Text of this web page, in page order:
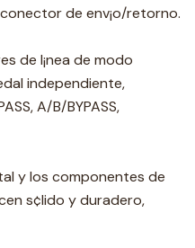
de env¡o/retorno.
de l¡nea de modo
independiente,
A/B/BYPASS,
y los componentes de
s¢lido y duradero,